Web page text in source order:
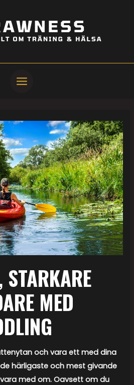
MED
och vara ett med dina
härligaste och mest givande
med om. Oavsett om du